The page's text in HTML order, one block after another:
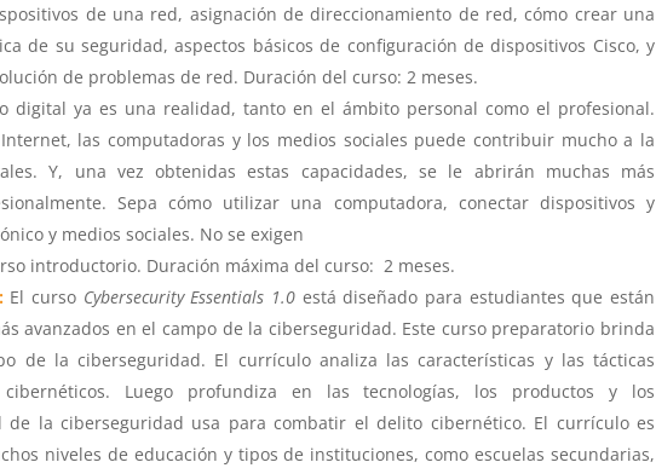
de una red, asignación de direccionamiento de red, cómo crear una
de su seguridad, aspectos básicos de configuración de dispositivos Cisco, y
de problemas de red. Duración del curso: 2 meses.
digital ya es una realidad, tanto en el ámbito personal como el profesional.
las computadoras y los medios sociales puede contribuir mucho a la
Y, una vez obtenidas estas capacidades, se le abrirán muchas más
Sepa cómo utilizar una computadora, conectar dispositivos y
y medios sociales. No se exigen
introductorio. Duración máxima del curso: 2 meses.
El curso Cybersecurity Essentials 1.0 está diseñado para estudiantes que están
avanzados en el campo de la ciberseguridad. Este curso preparatorio brinda
de la ciberseguridad. El currículo analiza las características y las tácticas
Luego profundiza en las tecnologías, los productos y los
de la ciberseguridad usa para combatir el delito cibernético. El currículo es
niveles de educación y tipos de instituciones, como escuelas secundarias,